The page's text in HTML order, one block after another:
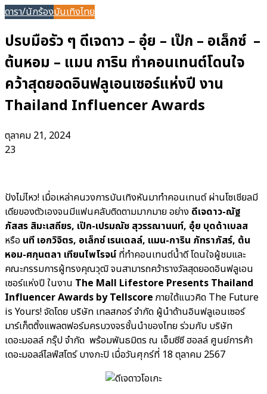
ดารา/นักร้องบันเทิงไทย
ปรบมือรัว ๆ ดีเจดาว – อุ๋ย – เป๊ก – อเล็กซ์ –
ต้นหอม – แมน การิน ทำคอนเทนต์โดนใจ
คว้าสุดยอดอินฟลูเอนเซอร์แห่งปี งาน
Thailand Influencer Awards
ตุลาคม 21, 2024
23
ปังไม่ไหว! เมื่อเหล่าคนวงการบันเทิงหันมาทำคอนเทนต์ ผ่านโซเชียลมี
เดียของตัวเองจนมีแฟนคลับติดตามมากมาย อย่าง ดีเจดาว-ณัฐ
ภัสสร สิมะเสถียร, เป๊ก-เปรมณัช สุวรรณานนท์, อุ๋ย บุดด้าเบลส
หรือ นที เอกวิจิตร, อเล็กซ์ เรนเดลล์, แมน-การิน ภัทราภัสร์, ต้น
หอม-ศกุนตลา เทียนไพโรจน์ ที่ทำคอนเทนต์น้ำดี โดนใจผู้ชมและ
คณะกรรมการผู้ทรงคุณวุฒิ จนสามารถคว้ารางวัลสุดยอดอินฟลูเอน
เซอร์แห่งปี ในงาน The Mall Lifestore Presents Thailand
Influencer Awards by Tellscore ภายใต้แนวคิด The Future
is Yours! จัดโดย บริษัท เทลสกอร์ จำกัด ผู้นำด้านอินฟลูเอนเซอร์
มาร์เก็ตติ้งแพลตฟอร์มครบวงจรชั้นนำของไทย ร่วมกับ บริษัท
เดอะมอลล์ กรุ๊ป จำกัด พร้อมพันธมิตร ณ เอ็มซีซี ฮอลล์ ศูนย์การค้า
เดอะมอลล์ไลฟ์สโตร์ บางกะปิ เมื่อวันศุกร์ที่ 18 ตุลาคม 2567